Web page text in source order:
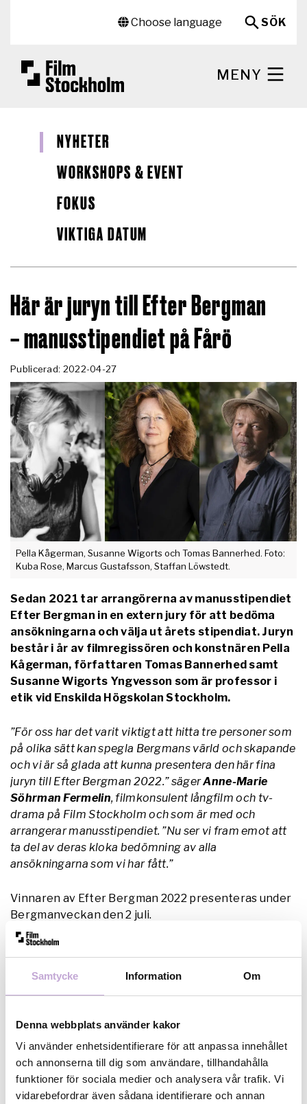
Samtycke Information Om
Denna webbplats använder kakor
Vi använder enhetsidentifierare för att anpassa innehållet
och annonserna till dig som användare, tillhandahålla
funktioner för sociala medier och analysera vår trafik. Vi
vidarebefordrar även sådana identifierare och annan
Choose language
SÖK
MENY
NYHETER
WORKSHOPS & EVENT
FOKUS
VIKTIGA DATUM
Här är juryn till Efter Bergman
– manusstipendiet på Fårö
Publicerad: 2022-04-27
Pella Kågerman, Susanne Wigorts och Tomas Bannerhed. Foto:
Kuba Rose, Marcus Gustafsson, Staffan Löwstedt.
Sedan 2021 tar arrangörerna av manusstipendiet
Efter Bergman in en extern jury för att bedöma
ansökningarna och välja ut årets stipendiat. Juryn
består i år av filmregissören och konstnären Pella
Kågerman, författaren Tomas Bannerhed samt
Susanne Wigorts Yngvesson som är professor i
etik vid Enskilda Högskolan Stockholm.
”För oss har det varit viktigt att hitta tre personer som
på olika sätt kan spegla Bergmans värld och skapande
och vi är så glada att kunna presentera den här fina
juryn till Efter Bergman 2022.” sägerAnne-Marie
Söhrman Fermelin, filmkonsulent långfilm och tv-
drama på Film Stockholm och som är med och
arrangerar manusstipendiet. ”Nu ser vi fram emot att
ta del av deras kloka bedömning av alla
ansökningarna som vi har fått.”
Vinnaren av Efter Bergman 2022 presenteras under
Bergmanveckan den 2 juli.
Om Efter Bergman
Efter Bergman-stipendiet arrangeras av Film på
Gotland i samarbete med Bergmancenter på Fårö,
Gotlands Folkhögskola och Bergmangårdarna på
Fårö.
Läs mer om Efter Bergman hos Film på Gotland